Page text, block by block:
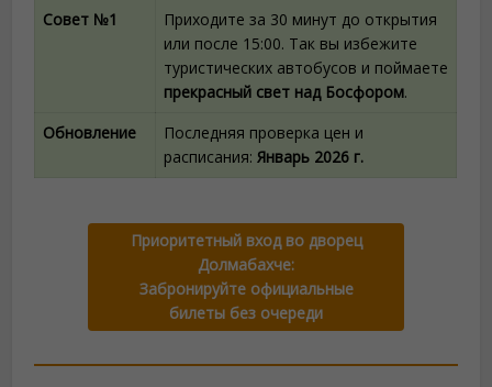
Совет №1
Приходите за 30 минут до открытия
или после 15:00. Так вы избежите
туристических автобусов и поймаете
прекрасный свет над Босфором.
Обновление
Последняя проверка цен и
расписания: Январь 2026 г.
Приоритетный вход во дворец
Долмабахче:
Забронируйте официальные
билеты без очереди